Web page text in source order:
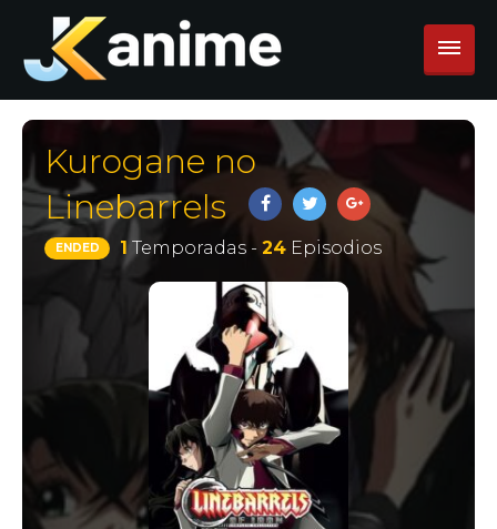
Kurogane no
Linebarrels
ENDED 1Temporadas - 24Episodios